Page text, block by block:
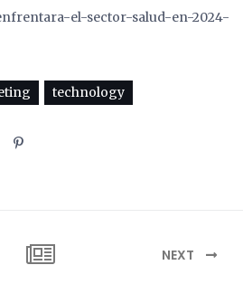
el-sector-salud-en-2024-
technology
NEXT